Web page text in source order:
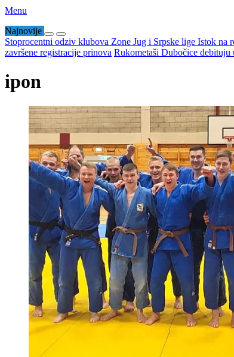
Menu
Najnovije
Stoprocentni odziv klubova Zone Jug i Srpske lige Istok na
završene registracije prinova Rukometaši Dubočice
ipon